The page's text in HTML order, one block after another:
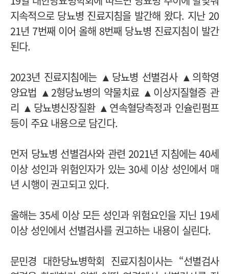
지속적으로 당뇨병 진료지침을 발간해 왔다. 지난 20
21년 7번째 이어 올해 8번째 당뇨병 진료지침이 발간
된다.
2023년 진료지침에는 ▲당뇨병 선별검사 ▲의학영
양요법 ▲2형당뇨병의 약물치료 ▲이상지질혈증 관
리 ▲당뇨병신장질환 ▲연속혈당측정과 인슐린펌프
등이 주요 내용으로 담긴다.
먼저 당뇨병 선별검사와 관련 2021년 지침에는 40세
이상 성인과 위험인자가 있는 30세 이상 성인에서 매
년 시행이 권고되고 있다.
올해는 35세 이상 모든 성인과 위험요인을 지닌 19세
이상 성인에서 선별검사를 권고하는 내용이 실린다.
문민경 대한당뇨병학회 진료지침이사는 “선별검사